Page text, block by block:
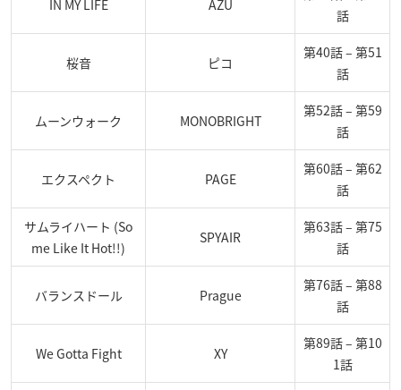
IN MY LIFE AZU
話
桜音 ピコ
第40話 – 第51
話
ムーンウォーク MONOBRIGHT
第52話 – 第59
話
エクスペクト PAGE
第60話 – 第62
話
サムライハート (So
me Like It Hot!!)
SPYAIR
第63話 – 第75
話
バランスドール Prague
第76話 – 第88
話
We Gotta Fight XY
第89話 – 第10
1話